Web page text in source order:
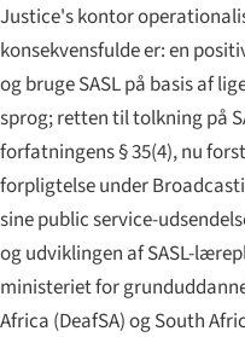
Justice's kontor
konsekvensfulde er: en
og bruge SASL på basis af
sprog; retten til tolkning på
forfatningens § 35(4), nu
forpligtelse under
sine public service-
og udviklingen af SASL-
ministeriet for
Africa (DeafSA) og South